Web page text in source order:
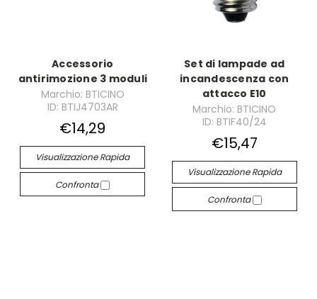
Accessorio
antirimozione 3 moduli
Marchio: BTICINO
ID: BTIJ4703AR
€14,29
Visualizzazione Rapida
Confronta
Set di lampade ad
incandescenza con
attacco E10
Marchio: BTICINO
ID: BTIF40/24
€15,47
Visualizzazione Rapida
Confronta